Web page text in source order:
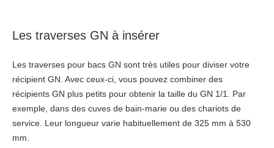
Les traverses GN à insérer
Les traverses pour bacs GN sont très utiles pour diviser votre
récipient GN. Avec ceux-ci, vous pouvez combiner des
récipients GN plus petits pour obtenir la taille du GN 1/1. Par
exemple, dans des cuves de bain-marie ou des chariots de
service. Leur longueur varie habituellement de 325 mm à 530
mm.